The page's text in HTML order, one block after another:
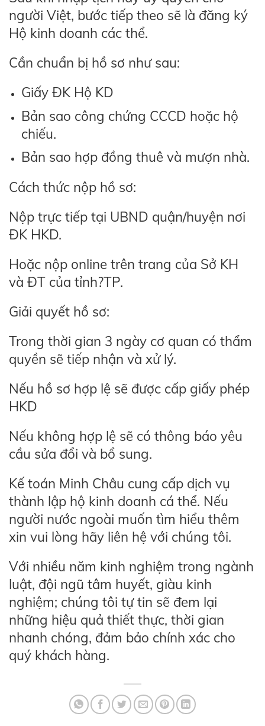
người Việt, bước tiếp theo sẽ là đăng ký
Hộ kinh doanh các thể.
Cần chuẩn bị hồ sơ như sau:
Giấy ĐK Hộ KD
Bản sao công chứng CCCD hoặc hộ
chiếu.
Bản sao hợp đồng thuê và mượn nhà.
Cách thức nộp hồ sơ:
Nộp trực tiếp tại UBND quận/huyện nơi
ĐK HKD.
Hoặc nộp online trên trang của Sở KH
và ĐT của tỉnh?TP.
Giải quyết hồ sơ:
Trong thời gian 3 ngày cơ quan có thẩm
quyền sẽ tiếp nhận và xử lý.
Nếu hồ sơ hợp lệ sẽ được cấp giấy phép
HKD
Nếu không hợp lệ sẽ có thông báo yêu
cầu sửa đổi và bổ sung.
Kế toán Minh Châu cung cấp dịch vụ
thành lập hộ kinh doanh cá thể. Nếu
người nước ngoài muốn tìm hiểu thêm
xin vui lòng hãy liên hệ với chúng tôi.
Với nhiều năm kinh nghiệm trong ngành
luật, đội ngũ tâm huyết, giàu kinh
nghiệm; chúng tôi tự tin sẽ đem lại
những hiệu quả thiết thực, thời gian
nhanh chóng, đảm bảo chính xác cho
quý khách hàng.